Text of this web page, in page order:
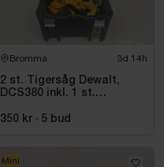
Bromma 3d 14h
2 st. Tigersåg Dewalt,
DCS380 inkl. 1 st.
350 kr · 5 bud
Mini